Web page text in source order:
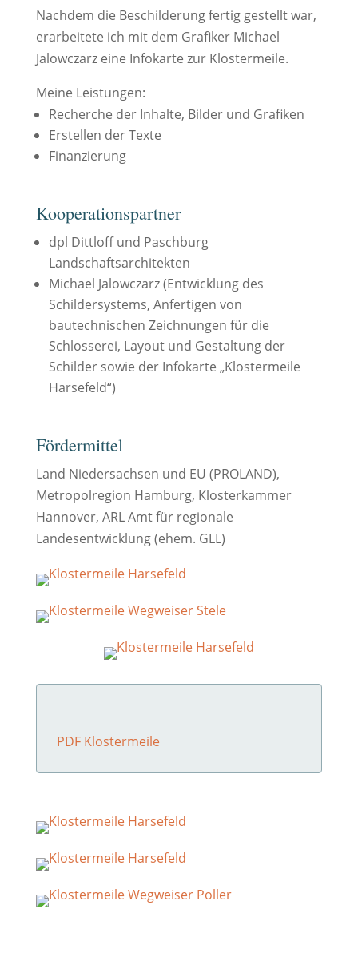
Nachdem die Beschilderung fertig gestellt war,
erarbeitete ich mit dem Grafiker Michael
Jalowczarz eine Infokarte zur Klostermeile.
Meine Leistungen:
Recherche der Inhalte, Bilder und Grafiken
Erstellen der Texte
Finanzierung
Kooperationspartner
dpl Dittloff und Paschburg
Landschaftsarchitekten
Michael Jalowczarz (Entwicklung des
Schildersystems, Anfertigen von
bautechnischen Zeichnungen für die
Schlosserei, Layout und Gestaltung der
Schilder sowie der Infokarte „Klostermeile
Harsefeld“)
Fördermittel
Land Niedersachsen und EU (PROLAND),
Metropolregion Hamburg, Klosterkammer
Hannover, ARL Amt für regionale
Landesentwicklung (ehem. GLL)
PDF Klostermeile